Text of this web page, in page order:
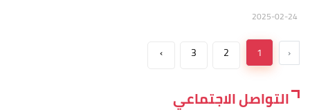
‹
1
2
3
›
التواصل الاجتماعي